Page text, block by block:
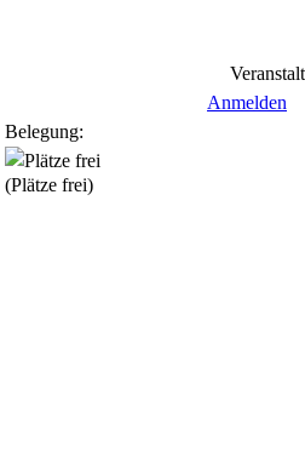
Anmelden
Belegung:
(Plätze frei)